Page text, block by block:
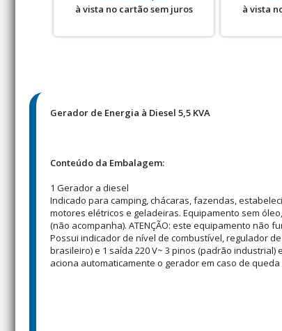
à vista no cartão sem juros à vista
Gerador de Energia à Diesel 5,5 KVA
Conteúdo da Embalagem:
1 Gerador a diesel
Indicado para camping, chácaras, fazendas,
motores elétricos e geladeiras. Equipamento sem
(não acompanha). ATENÇÃO: este equipamento não
Possui indicador de nível de combustível, regulador
brasileiro) e 1 saída 220 V~ 3 pinos (padrão
aciona automaticamente o gerador em caso de